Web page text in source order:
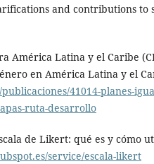
and contributions to
América Latina y el Caribe
en América Latina y el
41014-planes-
ruta-desarrollo
de Likert: qué es y cómo
service/escala-likert